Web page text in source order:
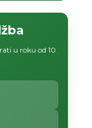
u roku od 10